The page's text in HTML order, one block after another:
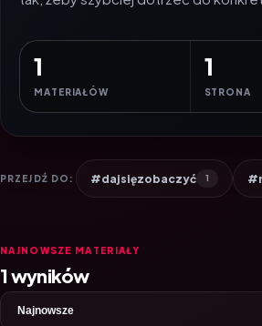
1
MATERIAŁÓW
1
STRONA
PRZEJDŹ DO: #dajsięzobaczyć 1
NAJNOWSZE MATERIAŁY
1 wyników